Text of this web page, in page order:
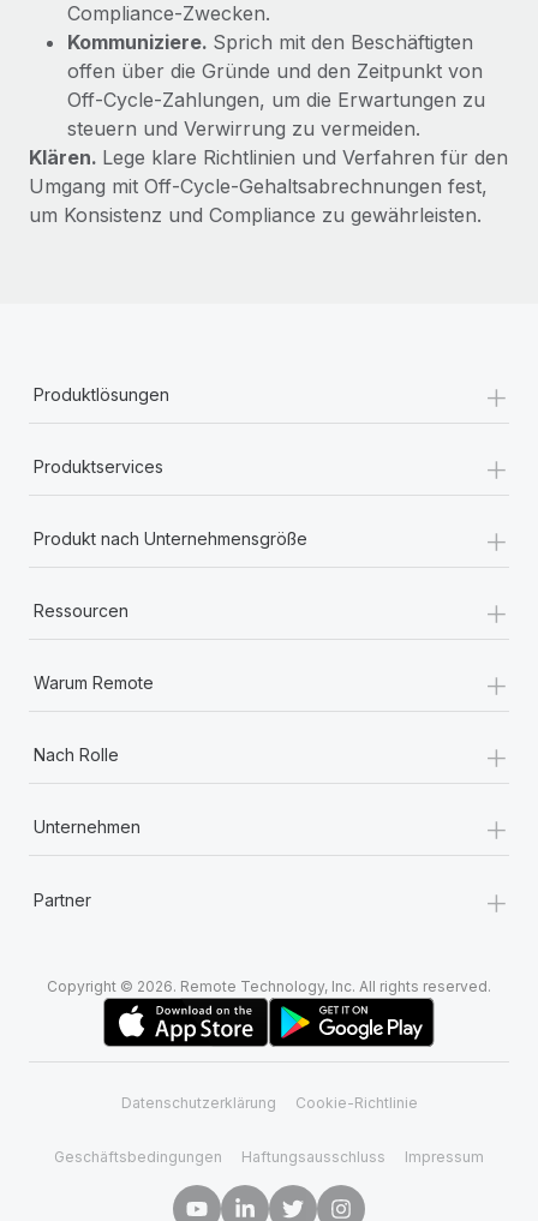
Compliance-Zwecken.
Kommuniziere. Sprich mit den Beschäftigten
offen über die Gründe und den Zeitpunkt von
Off-Cycle-Zahlungen, um die Erwartungen zu
steuern und Verwirrung zu vermeiden.
Klären. Lege klare Richtlinien und Verfahren für den
Umgang mit Off-Cycle-Gehaltsabrechnungen fest,
um Konsistenz und Compliance zu gewährleisten.
Produktlösungen +
Produktservices +
Produkt nach Unternehmensgröße +
Ressourcen +
Warum Remote +
Nach Rolle +
Unternehmen +
Partner +
Copyright © 2026. Remote Technology, Inc. All rights reserved.
Datenschutzerklärung Cookie-Richtlinie
Geschäftsbedingungen Haftungsausschluss Impressum